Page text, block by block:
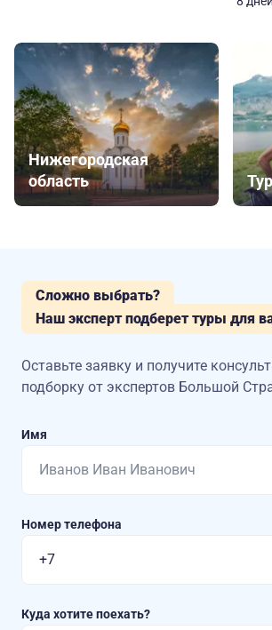
Нижегородская
область
Сложно выбрать?
Наш эксперт подберет туры для
Оставьте заявку и получите
подборку от экспертов Большой
Имя
Номер телефона
Куда хотите поехать?